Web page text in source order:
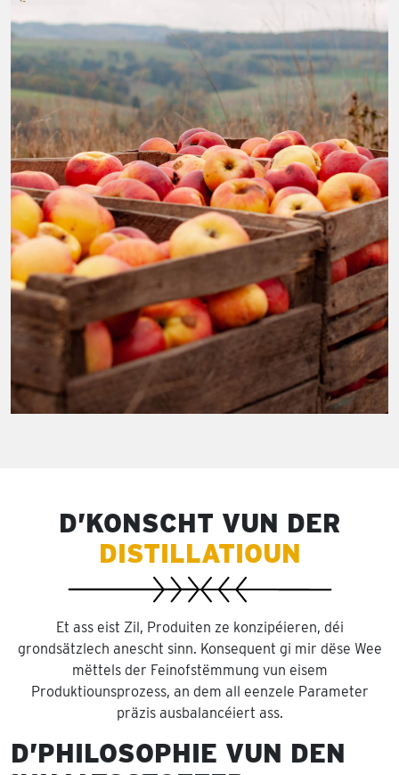
D’KONSCHT VUN DER
DISTILLATIOUN
Et ass eist Zil, Produiten ze konzipéieren, déi
grondsätzlech anescht sinn. Konsequent gi mir dëse Wee
mëttels der Feinofstëmmung vun eisem
Produktiounsprozess, an dem all eenzele Parameter
präzis ausbalancéiert ass.
D’PHILOSOPHIE VUN DEN